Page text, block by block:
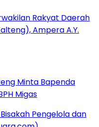
Minta Bapenda
Migas